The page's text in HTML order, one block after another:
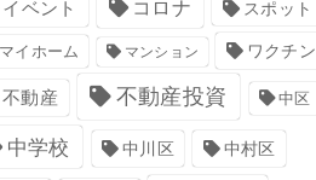
イベント コロナ スポット
マイホーム マンション ワクチン
不動産 不動産投資 中区
中学校 中川区 中村区